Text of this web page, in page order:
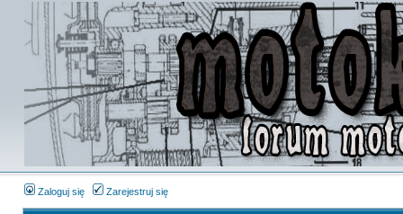
Zaloguj się Zarejestruj się